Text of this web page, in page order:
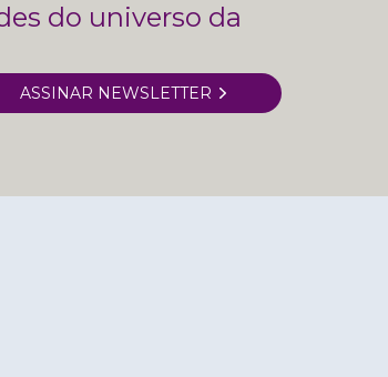
do universo da
ASSINAR NEWSLETTER